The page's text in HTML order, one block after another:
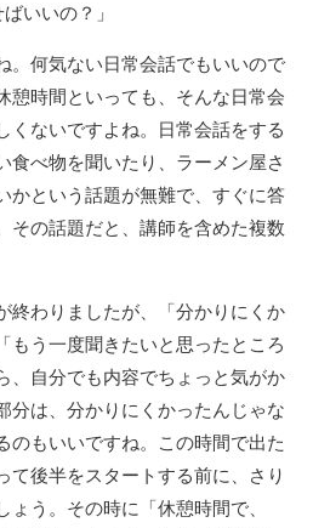
いいの？」
。何気ない日常会話でもいいので
憩時間といっても、そんな日常会
くないですよね。日常会話をする
食べ物を聞いたり、ラーメン屋さ
かという話題が無難で、すぐに答
その話題だと、講師を含めた複数
終わりましたが、「分かりにくか
もう一度聞きたいと思ったところ
、自分でも内容でちょっと気がか
分は、分かりにくかったんじゃな
のもいいですね。この時間で出た
て後半をスタートする前に、さり
う。その時に「休憩時間で、